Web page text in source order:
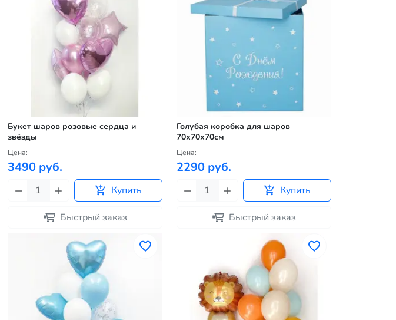
Букет шаров розовые сердца и
звёзды
Цена:
3490 руб.
Купить
Быстрый заказ
Голубая коробка для шаров
70х70х70см
Цена:
2290 руб.
Купить
Быстрый заказ